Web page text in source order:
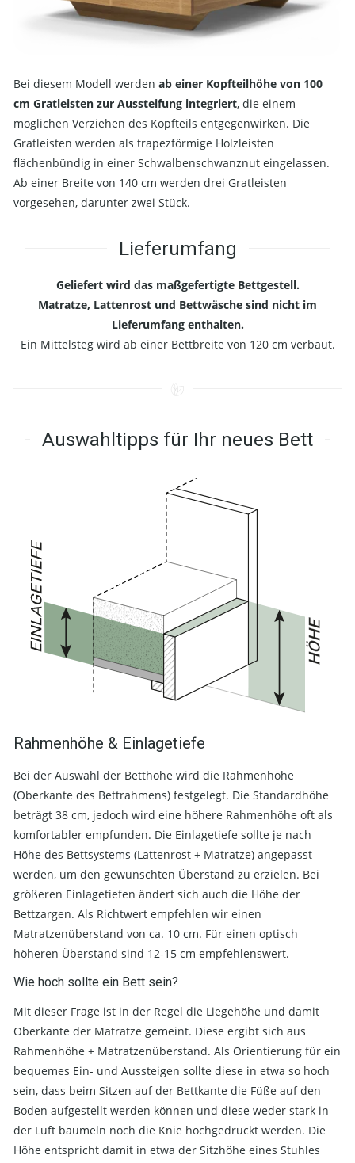
Bei diesem Modell werden ab einer Kopfteilhöhe von 100
cm Gratleisten zur Aussteifung integriert, die einem
möglichen Verziehen des Kopfteils entgegenwirken. Die
Gratleisten werden als trapezförmige Holzleisten
flächenbündig in einer Schwalbenschwanznut eingelassen.
Ab einer Breite von 140 cm werden drei Gratleisten
vorgesehen, darunter zwei Stück.
Lieferumfang
Geliefert wird das maßgefertigte Bettgestell.
Matratze, Lattenrost und Bettwäsche sind nicht im
Lieferumfang enthalten.
Ein Mittelsteg wird ab einer Bettbreite von 120 cm verbaut.
Auswahltipps für Ihr neues Bett
Rahmenhöhe & Einlagetiefe
Bei der Auswahl der Betthöhe wird die Rahmenhöhe
(Oberkante des Bettrahmens) festgelegt. Die Standardhöhe
beträgt 38 cm, jedoch wird eine höhere Rahmenhöhe oft als
komfortabler empfunden. Die Einlagetiefe sollte je nach
Höhe des Bettsystems (Lattenrost + Matratze) angepasst
werden, um den gewünschten Überstand zu erzielen. Bei
größeren Einlagetiefen ändert sich auch die Höhe der
Bettzargen. Als Richtwert empfehlen wir einen
Matratzenüberstand von ca. 10 cm. Für einen optisch
höheren Überstand sind 12-15 cm empfehlenswert.
Wie hoch sollte ein Bett sein?
Mit dieser Frage ist in der Regel die Liegehöhe und damit
Oberkante der Matratze gemeint. Diese ergibt sich aus
Rahmenhöhe + Matratzenüberstand. Als Orientierung für ein
bequemes Ein- und Aussteigen sollte diese in etwa so hoch
sein, dass beim Sitzen auf der Bettkante die Füße auf den
Boden aufgestellt werden können und diese weder stark in
der Luft baumeln noch die Knie hochgedrückt werden. Die
Höhe entspricht damit in etwa der Sitzhöhe eines Stuhles